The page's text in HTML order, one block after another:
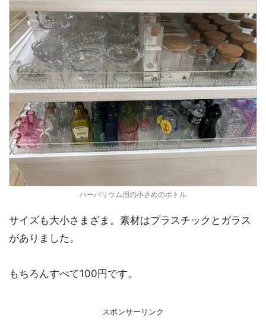
ハーバリウム用の小さめのボトル
サイズも大小さまざま。素材はプラスチックとガラス
がありました。
もちろんすべて100円です。
スポンサーリンク